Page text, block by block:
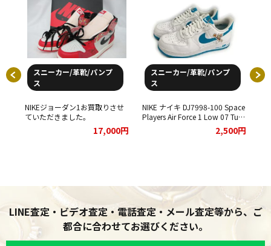
スニーカー/革靴/パンプ
ス
NIKEジョーダン1お買取りさせ
ていただきました。
17,000円
スニーカー/革靴/パンプ
ス
NIKE ナイキ DJ7998-100 Space
Players Air Force 1 Low 07 Tune
Squad エアフォース1 スニーカ
ー ホワイトをお買取りさせてい
2,500円
LINE査定・ビデオ査定・電話査定・メール査定等から、ご
都合に合わせてお選びください。